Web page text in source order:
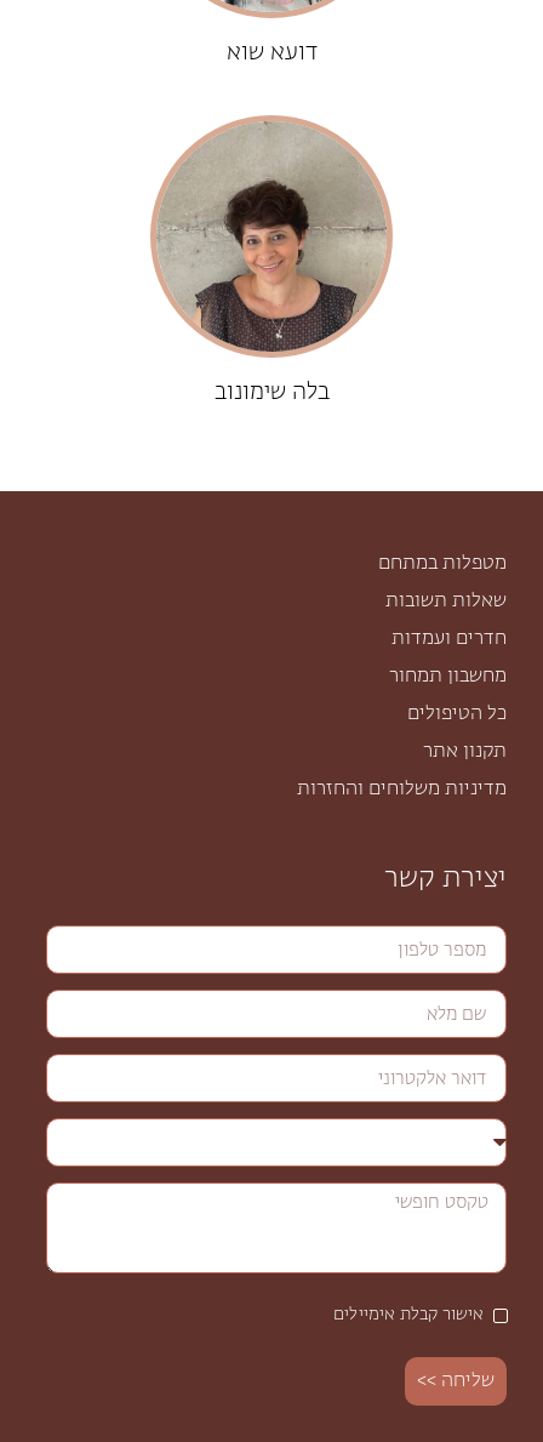
דועא שוא
בלה שימונוב
מטפלות במתחם
שאלות תשובות
חדרים ועמדות
מחשבון תמחור
כל הטיפולים
תקנון אתר
מדיניות משלוחים והחזרות
יצירת קשר
אישור קבלת אימיילים
שליחה >>